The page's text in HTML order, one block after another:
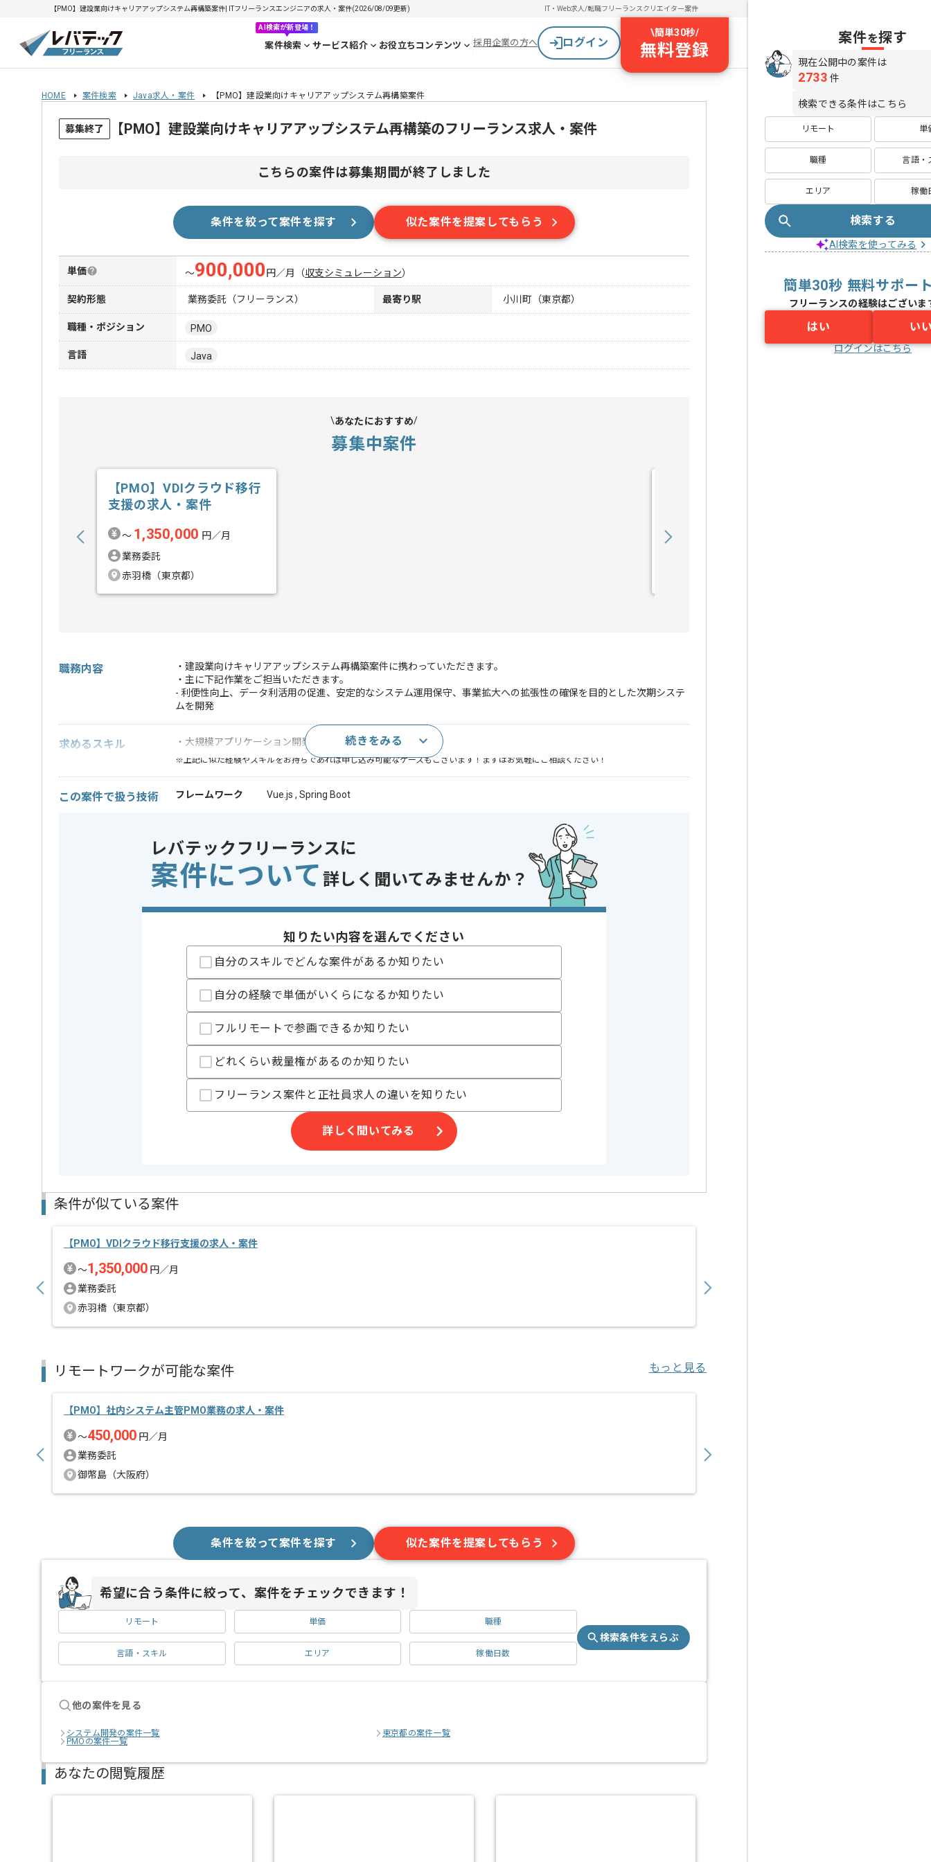
【PMO】建設業向けキャリアアップシステム再構築案件| ITフリーランスエンジニアの求人・案件(2026/08/09更新) IT・Web求人/転職フリーランスクリエイター案件
AI検索が新登場！
案件検索 サービス紹介 お役立ちコンテンツ 採用企業の方へ ログイン
\簡単30秒/
無料登録
HOME 案件検索 Java求人・案件 【PMO】建設業向けキャリアアップシステム再構築案件
募集終了 【PMO】建設業向けキャリアアップシステム再構築のフリーランス求人・案件
こちらの案件は募集期間が終了しました
条件を絞って案件を探す 似た案件を提案してもらう
単価 〜900,000 円／月 （収支シミュレーション）
契約形態 業務委託（フリーランス） 最寄り駅 小川町（東京都）
職種・ポジション PMO
言語 Java
あなたにおすすめ
募集中案件
【PMO】VDIクラウド移行
支援の求人・案件
〜 1,350,000 円／月
業務委託
赤羽橋（東京都）
職務内容
・建設業向けキャリアアップシステム再構築案件に携わっていただきます。
・主に下記作業をご担当いただきます。
- 利便性向上、データ利活用の促進、安定的なシステム運用保守、事業拡大への拡張性の確保を目的とした次期システ
ムを開発
求めるスキル ・大規模アプリケーション開発案件におけるPMO経験
※上記に似た経験やスキルをお持ちであれば申し込み可能なケースもございます！まずはお気軽にご相談ください！
この案件で扱う技術 フレームワーク
Vue.js , Spring Boot
この案件のポイント 業務内容
システム開発
特徴
20代活躍中 , 30代活躍中
レバテックでの実績がある企業の案件でございます。
PMOの経験を活かすことができます。
複数案件を保有している企業ですので、
ご経験と実績に応じて別案件のご提案も差し上げる場合がございます。
新しいアイディアや技術を積極的に導入し、
経験豊富なメンバーと成長が出来る環境でございます。
スキルアップされたい方、長期的に参画されたい方にオススメの案件です。
続きをみる
レバテックフリーランスに
案件について 詳しく聞いてみませんか？
知りたい内容を選んでください
自分のスキルでどんな案件があるか知りたい
自分の経験で単価がいくらになるか知りたい
フルリモートで参画できるか知りたい
どれくらい裁量権があるのか知りたい
フリーランス案件と正社員求人の違いを知りたい
詳しく聞いてみる
条件が似ている案件
【PMO】VDIクラウド移行支援の求人・案件
〜1,350,000 円／月
業務委託
赤羽橋（東京都）
リモートワークが可能な案件 もっと見る
【PMO】社内システム主管PMO業務の求人・案件
〜450,000 円／月
業務委託
御幣島（大阪府）
条件を絞って案件を探す 似た案件を提案してもらう
希望に合う条件に絞って、案件をチェックできます！
リモート 単価 職種
言語・スキル エリア 稼働日数
検索条件をえらぶ
他の案件を見る
システム開発の案件一覧
東京都の案件一覧
PMOの案件一覧
あなたの閲覧履歴
案件を探す
現在公開中の案件は
2733 件
検索できる条件はこちら
リモート 単
職種 言語・
エリア 稼働
検索する
AI検索を使ってみる
簡単30秒 無料サポー
フリーランスの経験はございま
はい い
ログインはこちら